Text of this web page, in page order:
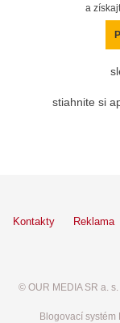
a
stiahnite si
Kontakty Reklama
© OUR MEDIA SR a.
Blogovací systém